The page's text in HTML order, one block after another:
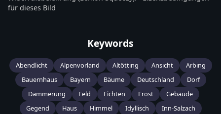
für dieses Bild
Keywords
Abendlicht Alpenvorland Altötting Ansicht
Arbing
Bauernhaus
Bayern Bäume Deutschland
Dorf
Dämmerung
Feld Fichten Frost
Gebäude
Gegend
Haus Himmel Idyllisch
Inn-Salzach